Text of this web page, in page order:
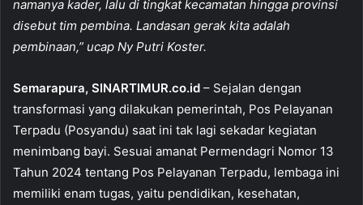
b
o
o
k
A
p
p
namanya kader, lalu di tingkat kecamatan hingga provinsi
disebut tim pembina. Landasan gerak kita adalah
pembinaan,” ucap Ny Putri Koster.
Semarapura, SINARTIMUR.co.id – Sejalan dengan
transformasi yang dilakukan pemerintah, Pos Pelayanan
Terpadu (Posyandu) saat ini tak lagi sekadar kegiatan
menimbang bayi. Sesuai amanat Permendagri Nomor 13
Tahun 2024 tentang Pos Pelayanan Terpadu, lembaga ini
memiliki enam tugas, yaitu pendidikan, kesehatan,